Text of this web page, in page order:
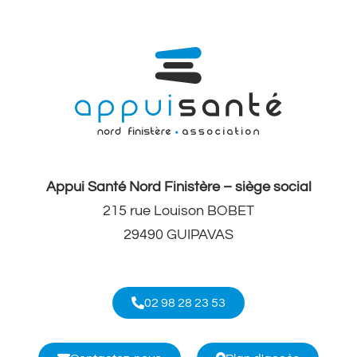
Appui Santé Nord Finistère – siège social
215 rue Louison BOBET
29490 GUIPAVAS
02 98 28 23 53